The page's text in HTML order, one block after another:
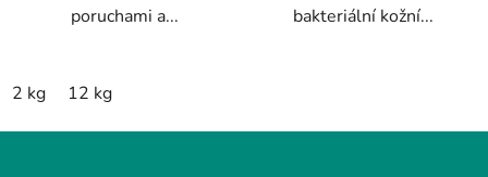
poruchami a...
2 kg 12 kg
bakteriální kožní...